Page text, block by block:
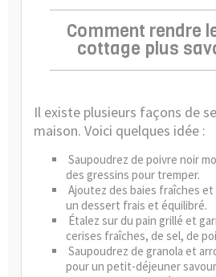
Comment rendre
cottage plus
Il existe plusieurs façons de
maison. Voici quelques idée :
Saupoudrez de poivre noir
des gressins pour tremper.
Ajoutez des baies fraîches
un dessert frais et équilibré.
Étalez sur du pain grillé et
cerises fraîches, de sel, de
Saupoudrez de granola et
pour un petit-déjeuner